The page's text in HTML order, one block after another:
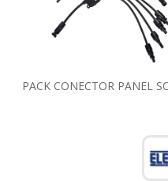
PACK CONECTOR PANEL